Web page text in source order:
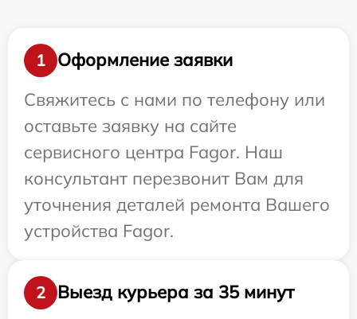
1
Оформление заявки
Свяжитесь с нами по телефону или
оставьте заявку на сайте
сервисного центра Fagor. Наш
консультант перезвонит Вам для
уточнения деталей ремонта Вашего
устройства Fagor.
2
Выезд курьера за 35 минут